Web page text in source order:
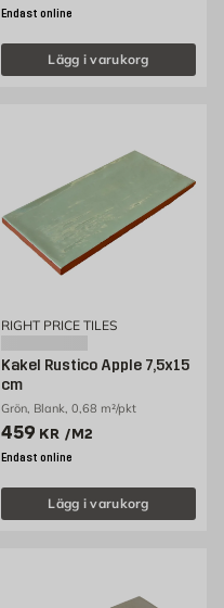
Endast online
Lägg i varukorg
RIGHT PRICE TILES
Kakel Rustico Apple 7,5x15
cm
Grön, Blank, 0,68 m²/pkt
Pris 459 kr /m2
459 KR /M2
Endast online
Lägg i varukorg